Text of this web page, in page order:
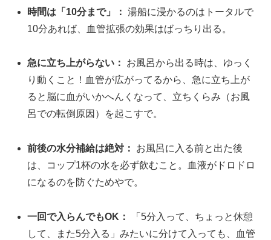
時間は「10分まで」： 湯船に浸かるのはトータルで
10分あれば、血管拡張の効果はばっちり出る。
急に立ち上がらない：
お風呂から出る時は、ゆっく
り動くこと！血管が広がってるから、急に立ち上が
ると脳に血がいかへんくなって、立ちくらみ（お風
呂での転倒原因）を起こすで。
前後の水分補給は絶対：
お風呂に入る前と出た後
は、コップ1杯の水を必ず飲むこと。血液がドロドロ
になるのを防ぐためやで。
一回で入らんでもOK：
「5分入って、ちょっと休憩
して、また5分入る」みたいに分けて入っても、血管